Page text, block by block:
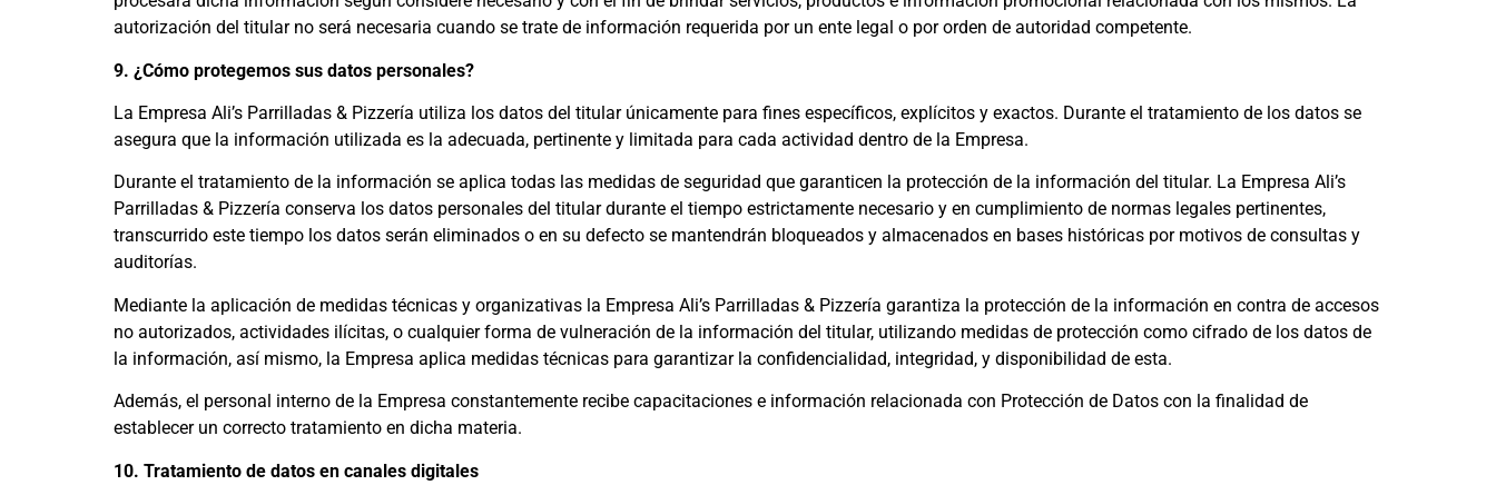
autorización del titular no será necesaria cuando se trate de información requerida por un ente legal o por orden de autoridad competente.
9. ¿Cómo protegemos sus datos personales?
La Empresa Ali’s Parrilladas & Pizzería utiliza los datos del titular únicamente para fines específicos, explícitos y exactos. Durante el tratamiento de los datos se
asegura que la información utilizada es la adecuada, pertinente y limitada para cada actividad dentro de la Empresa.
Durante el tratamiento de la información se aplica todas las medidas de seguridad que garanticen la protección de la información del titular. La Empresa Ali’s
Parrilladas & Pizzería conserva los datos personales del titular durante el tiempo estrictamente necesario y en cumplimiento de normas legales pertinentes,
transcurrido este tiempo los datos serán eliminados o en su defecto se mantendrán bloqueados y almacenados en bases históricas por motivos de consultas y
auditorías.
Mediante la aplicación de medidas técnicas y organizativas la Empresa Ali’s Parrilladas & Pizzería garantiza la protección de la información en contra de accesos
no autorizados, actividades ilícitas, o cualquier forma de vulneración de la información del titular, utilizando medidas de protección como cifrado de los datos de
la información, así mismo, la Empresa aplica medidas técnicas para garantizar la confidencialidad, integridad, y disponibilidad de esta.
Además, el personal interno de la Empresa constantemente recibe capacitaciones e información relacionada con Protección de Datos con la finalidad de
establecer un correcto tratamiento en dicha materia.
10. Tratamiento de datos en canales digitales